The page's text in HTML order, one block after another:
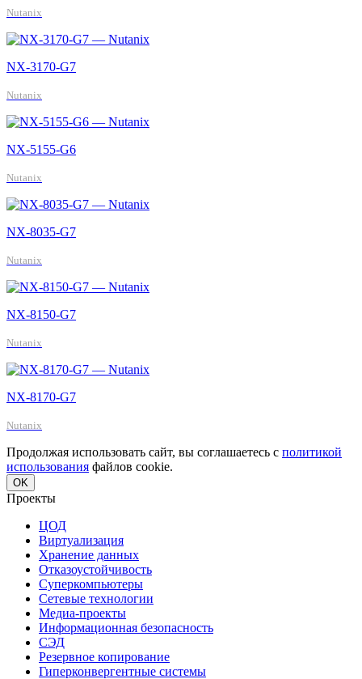
Nutanix
NX-3170-G7
Nutanix
NX-5155-G6
Nutanix
NX-8035-G7
Nutanix
NX-8150-G7
Nutanix
NX-8170-G7
Nutanix
Продолжая использовать сайт, вы соглашаетесь с политикой
использования файлов cookie.
OK
Проекты
ЦОД
Виртуализация
Хранение данных
Отказоустойчивость
Суперкомпьютеры
Сетевые технологии
Медиа-проекты
Информационная безопасность
СЭД
Резервное копирование
Гиперконвергентные системы